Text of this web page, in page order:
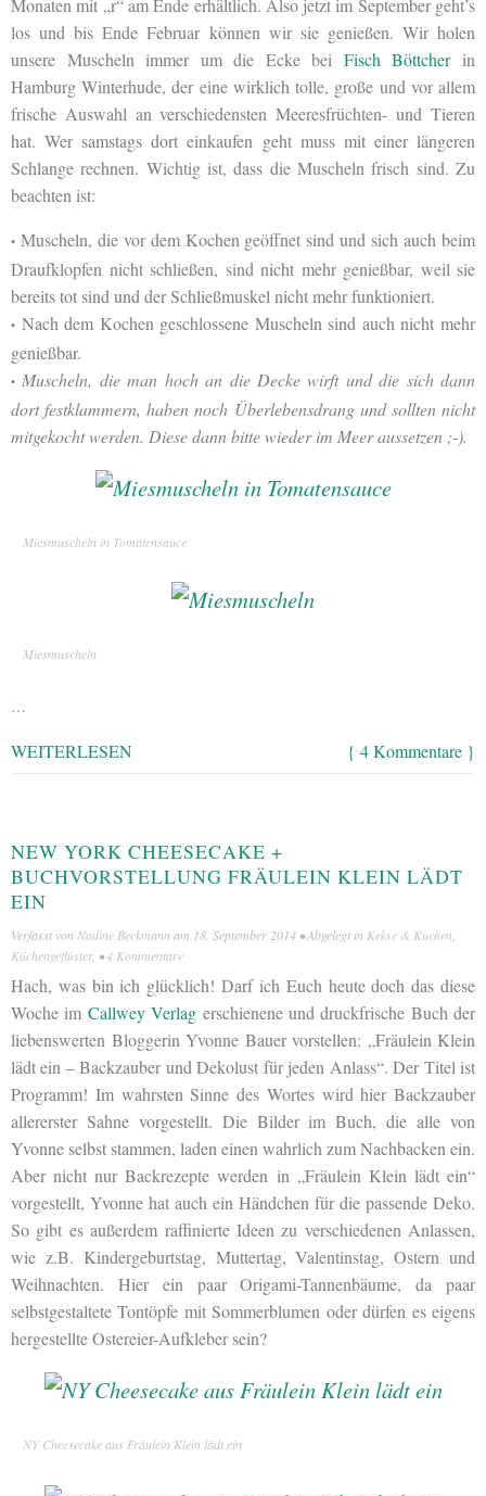
Monaten mit „r“ am Ende erhältlich. Also jetzt im September geht’s
los und bis Ende Februar können wir sie genießen. Wir holen
unsere Muscheln immer um die Ecke bei Fisch Böttcherin
Hamburg Winterhude, der eine wirklich tolle, große und vor allem
frische Auswahl an verschiedensten Meeresfrüchten- und Tieren
hat. Wer samstags dort einkaufen geht muss mit einer längeren
Schlange rechnen. Wichtig ist, dass die Muscheln frisch sind. Zu
beachten ist:
• Muscheln, die vor dem Kochen geöffnet sind und sich auch beim
Draufklopfen nicht schließen, sind nicht mehr genießbar, weil sie
bereits tot sind und der Schließmuskel nicht mehr funktioniert.
• Nach dem Kochen geschlossene Muscheln sind auch nicht mehr
genießbar.
• Muscheln, die man hoch an die Decke wirft und die sich dann
dort festklammern, haben noch Überlebensdrang und sollten nicht
mitgekocht werden. Diese dann bitte wieder im Meer aussetzen ;-).
Miesmuscheln in Tomatensauce
Miesmuscheln
…
WEITERLESEN { 4 Kommentare }
NEW YORK CHEESECAKE +
BUCHVORSTELLUNG FRÄULEIN KLEIN LÄDT
EIN
Verfasst von Nadine Beckmann am 18. September 2014 • Abgelegt in Kekse & Kuchen
Küchengeflüster, •4 Kommentare
Hach, was bin ich glücklich! Darf ich Euch heute doch das diese
Woche im Callwey Verlag erschienene und druckfrische Buch der
liebenswerten Bloggerin Yvonne Bauer vorstellen: „Fräulein Klein
lädt ein – Backzauber und Dekolust für jeden Anlass“. Der Titel ist
Programm! Im wahrsten Sinne des Wortes wird hier Backzauber
allererster Sahne vorgestellt. Die Bilder im Buch, die alle von
Yvonne selbst stammen, laden einen wahrlich zum Nachbacken ein.
Aber nicht nur Backrezepte werden in „Fräulein Klein lädt ein“
vorgestellt, Yvonne hat auch ein Händchen für die passende Deko.
So gibt es außerdem raffinierte Ideen zu verschiedenen Anlassen,
wie z.B. Kindergeburtstag, Muttertag, Valentinstag, Ostern und
Weihnachten. Hier ein paar Origami-Tannenbäume, da paar
selbstgestaltete Tontöpfe mit Sommerblumen oder dürfen es eigens
hergestellte Ostereier-Aufkleber sein?
NY Cheesecake aus Fräulein Klein lädt ein